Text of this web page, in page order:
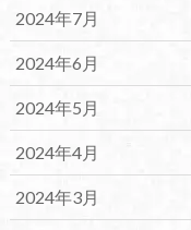
2024年7月
2024年6月
2024年5月
2024年4月
2024年3月